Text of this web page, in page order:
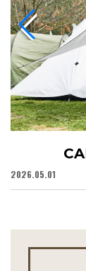
2026.05.01